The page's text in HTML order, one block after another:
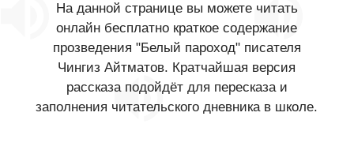
На данной странице вы можете читать
онлайн бесплатно краткое содержание
прозведения "Белый пароход" писателя
Чингиз Айтматов. Кратчайшая версия
рассказа подойдёт для пересказа и
заполнения читательского дневника в школе.